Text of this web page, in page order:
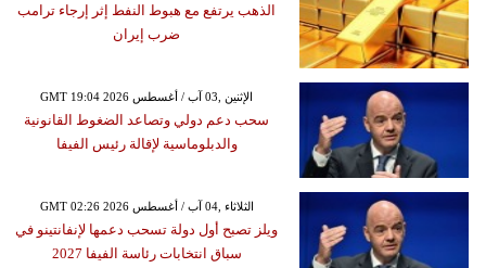
الذهب يرتفع مع هبوط النفط إثر إرجاء ترامب
ضرب إيران
GMT 19:04 2026 الإثنين ,03 آب / أغسطس
سحب دعم دولي وتصاعد الضغوط القانونية
والدبلوماسية لإقالة رئيس الفيفا
GMT 02:26 2026 الثلاثاء ,04 آب / أغسطس
ويلز تصبح أول دولة تسحب دعمها لإنفانتينو في
سباق انتخابات رئاسة الفيفا 2027